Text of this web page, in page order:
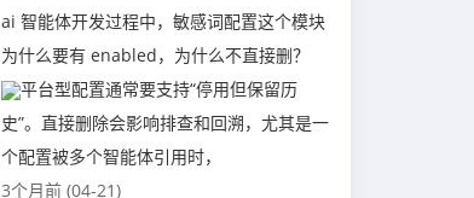
ai 智能体开发过程中，敏感词配置这个模块
为什么要有 enabled，为什么不直接删？
平台型配置通常要支持“停用但保留历
史”。直接删除会影响排查和回溯，尤其是一
个配置被多个智能体引用时，
3个月前 (04-21)